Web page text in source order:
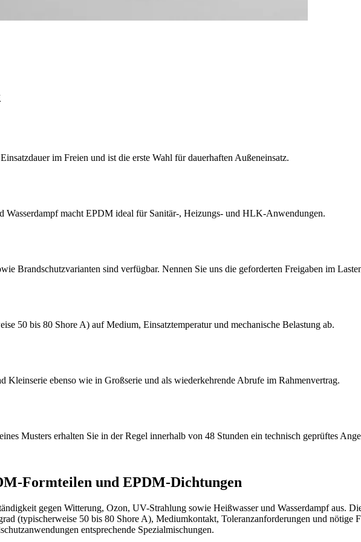
im Freien und ist die erste Wahl für dauerhaften Außeneinsatz.
Wasserdampf macht EPDM ideal für Sanitär-, Heizungs- und HLK-Anwendungen.
Brandschutzvarianten sind verfügbar. Nennen Sie uns die geforderten Freigaben im
50 bis 80 Shore A) auf Medium, Einsatztemperatur und mechanische Belastung ab.
Kleinserie ebenso wie in Großserie und als wiederkehrende Abrufe im Rahmenvertrag.
Musters erhalten Sie in der Regel innerhalb von 48 Stunden ein technisch geprüftes
Formteilen und EPDM-Dichtungen
gegen Witterung, Ozon, UV-Strahlung sowie Heißwasser und Wasserdampf aus.
(typischerweise 50 bis 80 Shore A), Mediumkontakt, Toleranzanforderungen und nötige
entsprechende Spezialmischungen.